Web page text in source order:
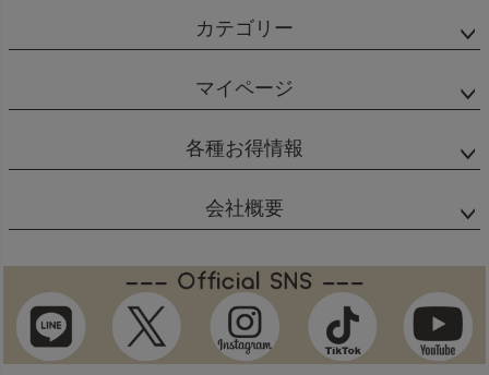
カテゴリー
マイページ
各種お得情報
会社概要